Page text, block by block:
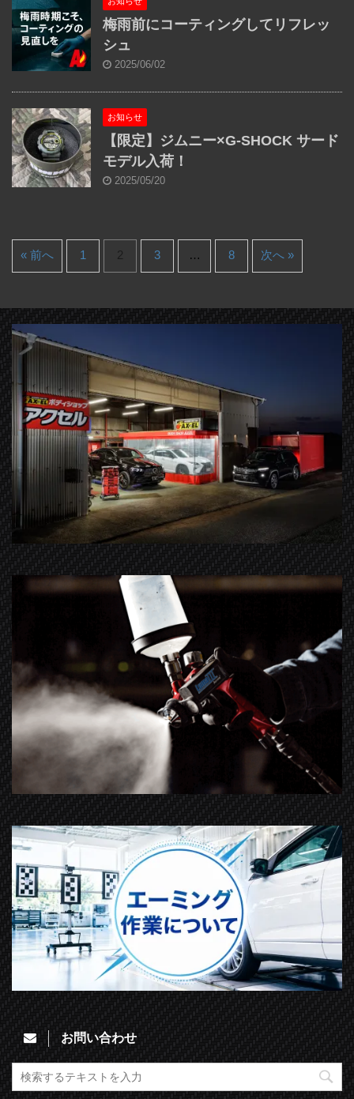
梅雨前にコーティングしてリフレッ
シュ
2025/06/02
お知らせ
【限定】ジムニー×G-SHOCK サード
モデル入荷！
2025/05/20
« 前へ 1 2 3 … 8 次へ »
お問い合わせ